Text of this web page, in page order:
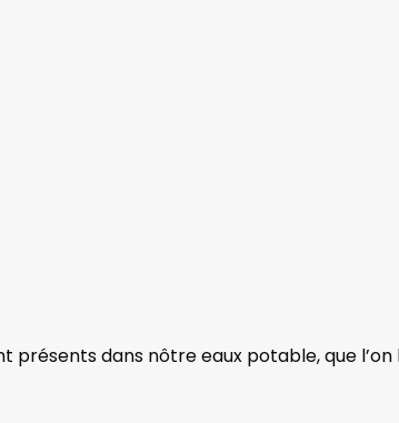
présents dans nôtre eaux potable, que